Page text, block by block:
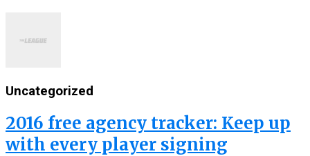
Uncategorized
2016 free agency tracker: Keep up
with every player signing